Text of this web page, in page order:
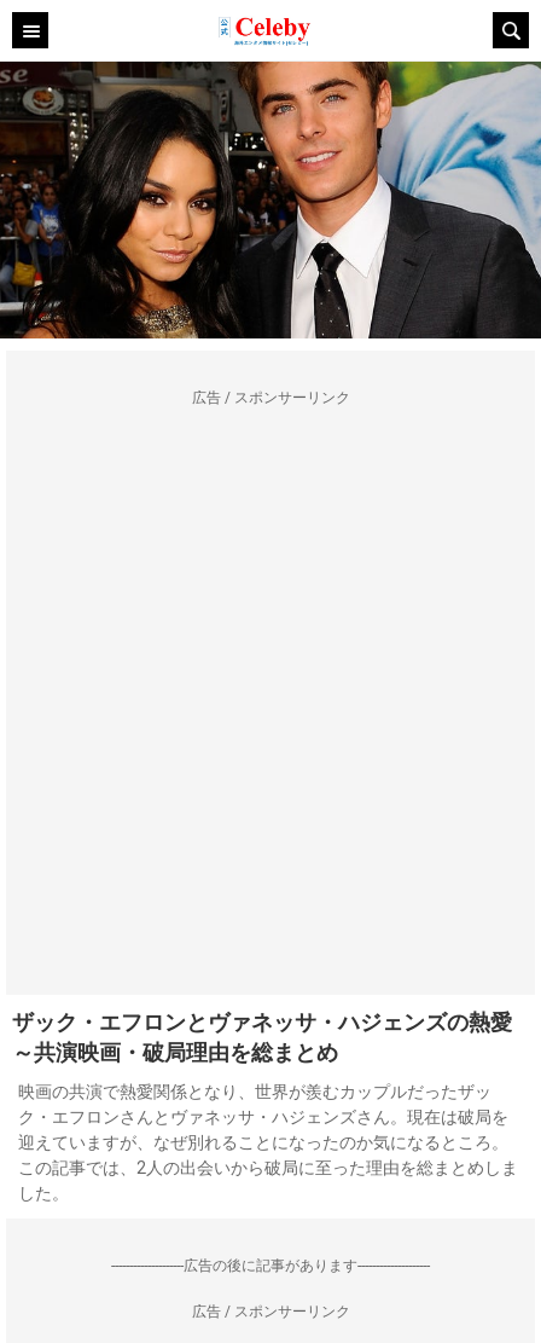
広告 / スポンサーリンク
ザック・エフロンとヴァネッサ・ハジェンズの熱愛
～共演映画・破局理由を総まとめ
映画の共演で熱愛関係となり、世界が羨むカップルだったザッ
ク・エフロンさんとヴァネッサ・ハジェンズさん。現在は破局を
迎えていますが、なぜ別れることになったのか気になるところ。
この記事では、2人の出会いから破局に至った理由を総まとめしま
した。
--------------------広告の後に記事があります--------------------
広告 / スポンサーリンク